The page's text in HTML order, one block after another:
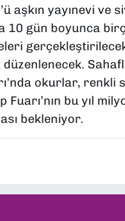
aşkın yayınevi ve
10 gün boyunca
okurlar, renkli
bu yıl
bekleniyor.